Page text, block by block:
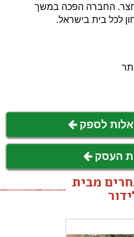
החברה הפכה במשך
לכל בית בישראל.
לספק
העסק
מבית